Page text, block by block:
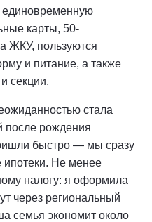
единовременную
карты, 50-
ЖКУ, пользуются
и питание, а также
секции.
стала
после рождения
быстро — мы сразу
ипотеки. Не менее
налогу: я оформила
через региональный
семья экономит около